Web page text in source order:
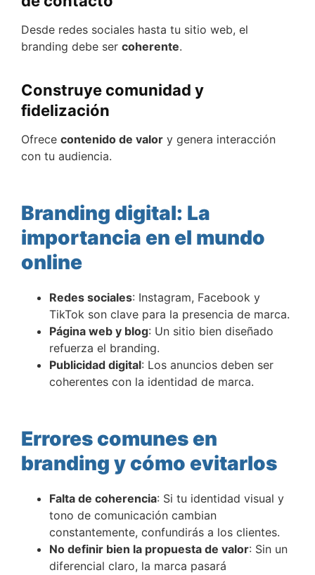
Desde redes sociales hasta tu sitio web, el
branding debe ser coherente.
Construye comunidad y
fidelización
Ofrece contenido de valor y genera interacción
con tu audiencia.
Branding digital: La
importancia en el mundo
online
Redes sociales: Instagram, Facebook y
TikTok son clave para la presencia de marca.
Página web y blog: Un sitio bien diseñado
refuerza el branding.
Publicidad digital: Los anuncios deben ser
coherentes con la identidad de marca.
Errores comunes en
branding y cómo evitarlos
Falta de coherencia: Si tu identidad visual y
tono de comunicación cambian
constantemente, confundirás a los clientes.
No definir bien la propuesta de valor: Sin un
diferencial claro, la marca pasará